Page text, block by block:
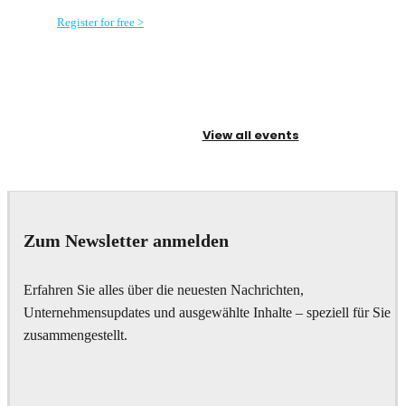
Register for free >
View all events
Zum Newsletter anmelden
Erfahren Sie alles über die neuesten Nachrichten,
Unternehmensupdates und ausgewählte Inhalte – speziell für Sie
zusammengestellt.